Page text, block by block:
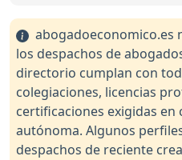
abogadoeconomico.es
los despachos de
directorio cumplan con
colegiaciones, licencias
certificaciones exigidas en
autónoma. Algunos
despachos de reciente